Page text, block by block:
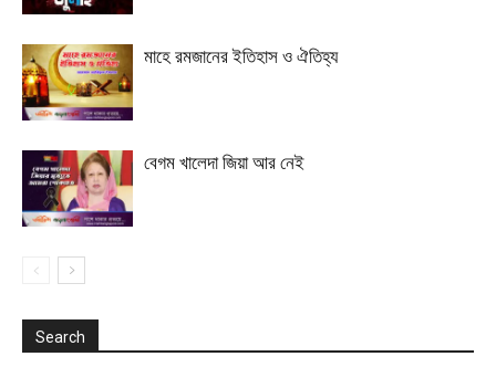
মাহে রমজানের ইতিহাস ও ঐতিহ্য
বেগম খালেদা জিয়া আর নেই
Search